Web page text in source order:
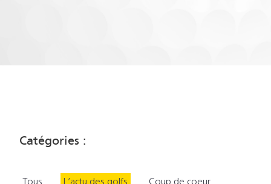
Catégories :
Tous L’actu des golfs Coup de coeur